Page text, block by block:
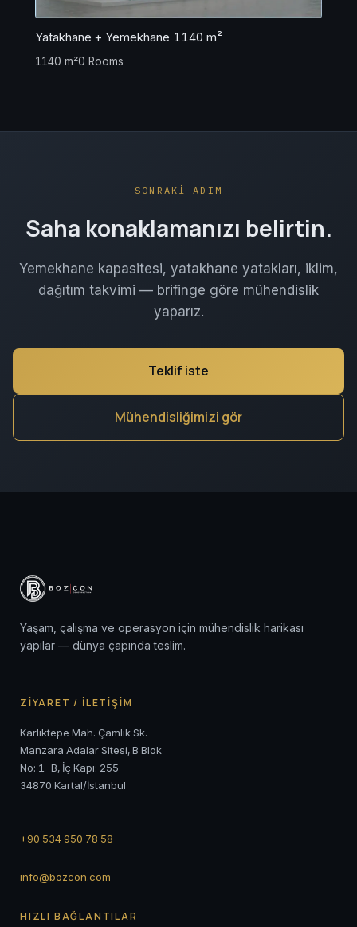
Yatakhane + Yemekhane 1140 m²
1140 m²0 Rooms
SONRAKİ ADIM
Saha konaklamanızı belirtin.
Yemekhane kapasitesi, yatakhane yatakları, iklim,
dağıtım takvimi — brifinge göre mühendislik
yaparız.
Teklif iste
Mühendisliğimizi gör
Yaşam, çalışma ve operasyon için mühendislik harikası
yapılar — dünya çapında teslim.
ZİYARET / İLETİŞİM
Karlıktepe Mah. Çamlık Sk.
Manzara Adalar Sitesi, B Blok
No: 1-B, İç Kapı: 255
34870 Kartal/İstanbul
+90 534 950 78 58
info@bozcon.com
HIZLI BAĞLANTILAR